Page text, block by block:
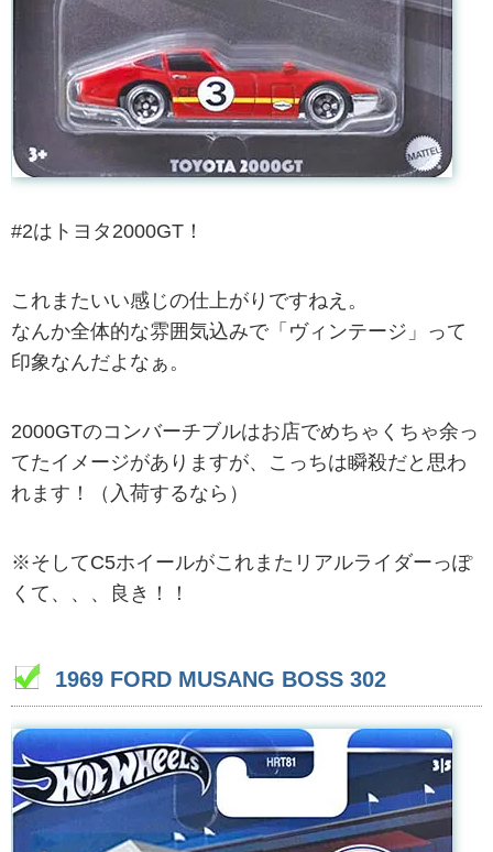
#2はトヨタ2000GT！
これまたいい感じの仕上がりですねえ。
なんか全体的な雰囲気込みで「ヴィンテージ」って
印象なんだよなぁ。
2000GTのコンバーチブルはお店でめちゃくちゃ余っ
てたイメージがありますが、こっちは瞬殺だと思わ
れます！（入荷するなら）
※そしてC5ホイールがこれまたリアルライダーっぽ
くて、、、良き！！
1969 FORD MUSANG BOSS 302